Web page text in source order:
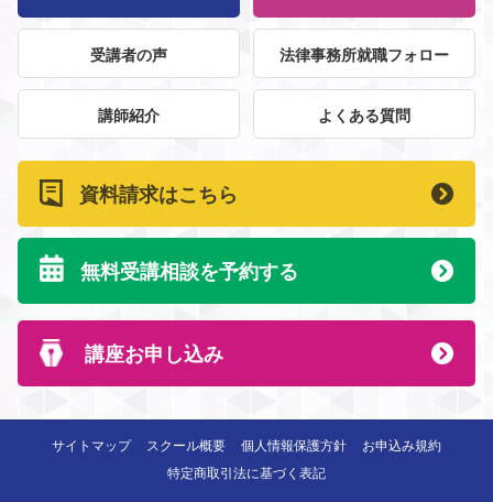
受講者の声 法律事務所就職フォロー
講師紹介 よくある質問
資料請求はこちら
無料受講相談を予約する
講座お申し込み
サイトマップ スクール概要 個人情報保護方針
お申込み規約
特定商取引法に基づく表記